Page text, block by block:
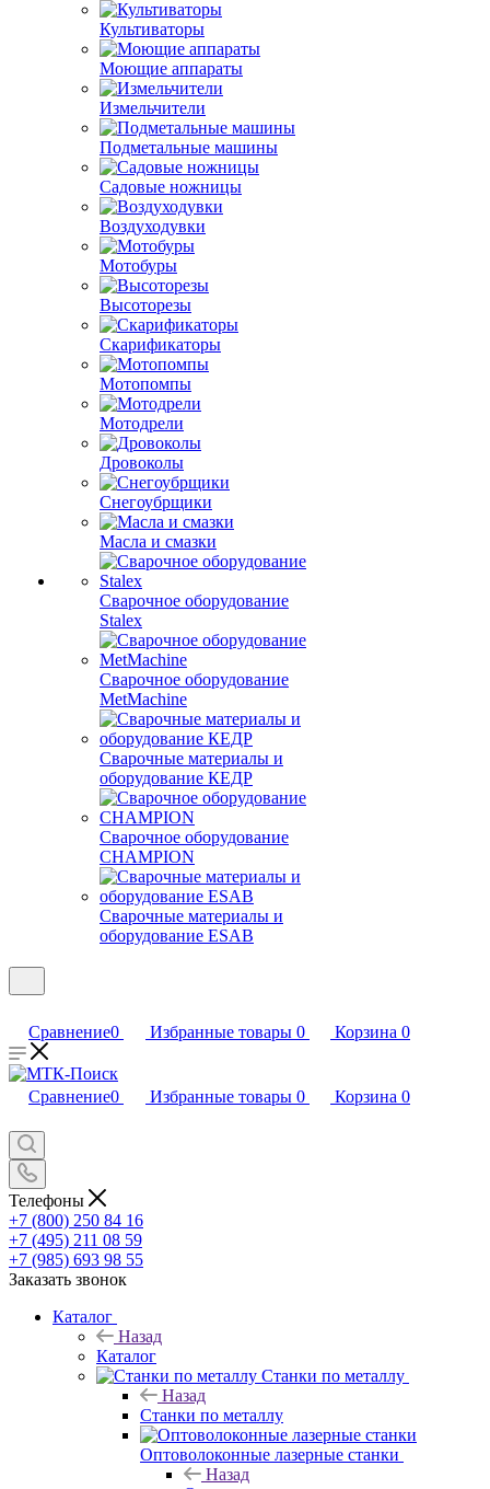
Культиваторы
Моющие аппараты
Измельчители
Подметальные машины
Садовые ножницы
Воздуходувки
Мотобуры
Высоторезы
Скарификаторы
Мотопомпы
Мотодрели
Дровоколы
Снегоубрщики
Масла и смазки
Сварочное оборудование
Stalex
Сварочное оборудование
MetMachine
Сварочные материалы и
оборудование КЕДР
Сварочное оборудование
CHAMPION
Сварочные материалы и
оборудование ESAB
Сравнение0 Избранные товары 0 Корзина 0
Сравнение0 Избранные товары 0 Корзина 0
Телефоны
+7 (800) 250 84 16
+7 (495) 211 08 59
+7 (985) 693 98 55
Заказать звонок
Каталог
Назад
Каталог
Станки по металлу
Назад
Станки по металлу
Оптоволоконные лазерные станки
Назад